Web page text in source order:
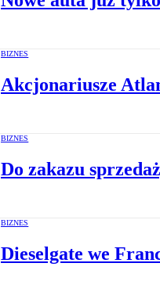
BIZNES
Akcjonariusze
BIZNES
Do zakazu
BIZNES
Dieselgate we